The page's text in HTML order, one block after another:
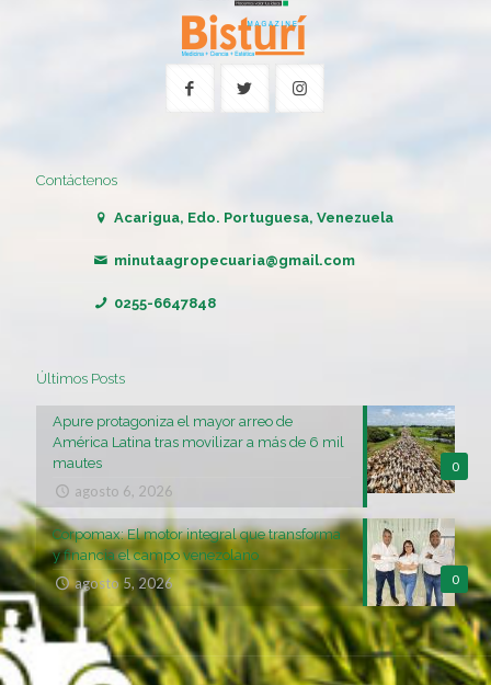
Contáctenos
Acarigua, Edo. Portuguesa, Venezuela
minutaagropecuaria@gmail.com
0255-6647848
Últimos Posts
0
Apure protagoniza el mayor arreo de
América Latina tras movilizar a más de 6 mil
mautes
agosto 6, 2026
0
Corpomax: El motor integral que transforma
y financia el campo venezolano
agosto 5, 2026